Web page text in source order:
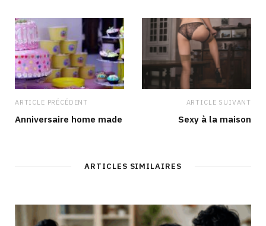
m
ARTICLE PRÉCÉDENT
Anniversaire home made
ARTICLE SUIVANT
Sexy à la maison
ARTICLES SIMILAIRES